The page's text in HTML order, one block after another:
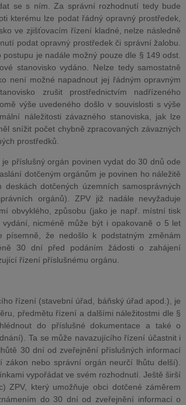
se s ním. Za správní rozhodnutí tedy bude
kterému lze podat řádný opravný prostředek,
ve zjišťovacím řízení kladné, nelze následně
podat opravný prostředek či správní žalobu.
je nadále možný pouze dle § 149 odst.
stanovisko vydáno. Nelze tedy samostatně
není možné napadnout jej řádným opravným
zrušit prostřednictvím nadřízeného
výše uvedeného došlo v souvislosti s výše
náležitosti závazného stanoviska, jak lze
snížit počet chybně zpracovaných závazných
prostředků.
příslušný orgán povinen vydat do 30 dnů ode
dotčeným orgánům je povinen ho náležitě
dotčených územních samosprávných
orgánů). ZPV již nadále nevyžaduje
obvyklého, způsobu (jako je např. místní tisk
nicméně může být i opakovaně o 5 let
písemně, že nedošlo k podstatným změnám
30 dní před podáním žádosti o zahájení
řízení příslušnému orgánu.
řízení (stavební úřad, báňský úřad apod.), je
předmětu řízení a dalšími náležitostmi dle §
do příslušné dokumentace a také o
Ta se může navazujícího řízení účastnit i
30 dní od zveřejnění příslušných informací
nebo správní orgán neurčí lhůtu delší).
vypořádat ve svém rozhodnutí. Ještě širší
ZPV, který umožňuje obci dotčené záměrem
do 30 dní od zveřejnění informací o